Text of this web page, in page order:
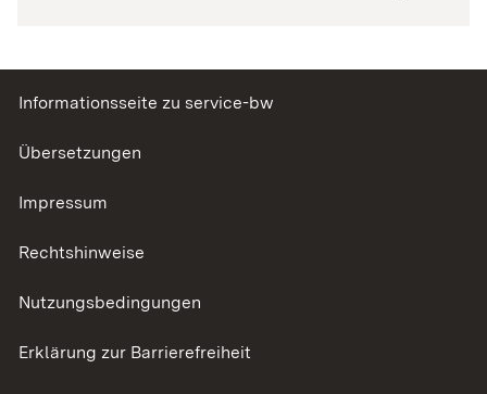
Informationsseite zu service-bw
Übersetzungen
Impressum
Rechtshinweise
Nutzungsbedingungen
Erklärung zur Barrierefreiheit